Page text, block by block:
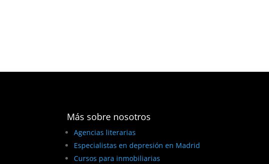
Más sobre nosotros
Agencias literarias
Especialistas en depresión en Madrid
Cursos para inmobiliarias